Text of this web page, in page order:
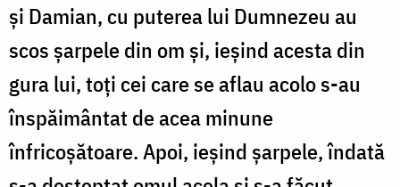
și Damian, cu puterea lui Dumnezeu au
scos șarpele din om și, ieșind acesta din
gura lui, toți cei care se aflau acolo s-au
înspăimântat de acea minune
înfricoșătoare. Apoi, ieșind șarpele, îndată